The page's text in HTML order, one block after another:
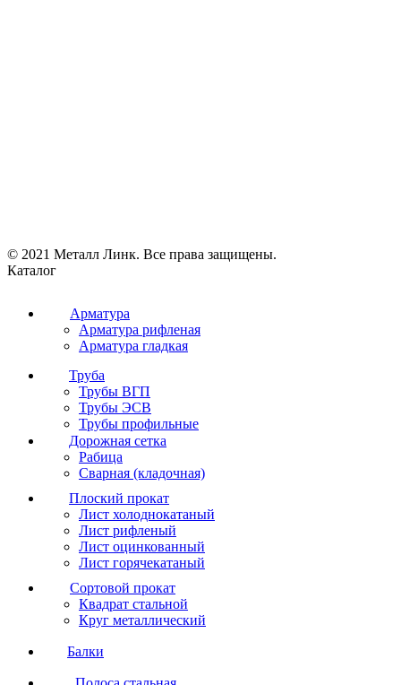
© 2021 Металл Линк. Все права защищены.
Каталог
Арматура
Арматура рифленая
Арматура гладкая
Труба
Трубы ВГП
Трубы ЭСВ
Трубы профильные
Дорожная сетка
Рабица
Сварная (кладочная)
Плоский прокат
Лист холоднокатаный
Лист рифленый
Лист оцинкованный
Лист горячекатаный
Сортовой прокат
Квадрат стальной
Круг металлический
Балки